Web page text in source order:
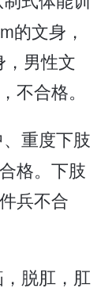
的文身，
，男性文
不合格。
重度下肢
格。下肢
兵不合
脱肛，肛